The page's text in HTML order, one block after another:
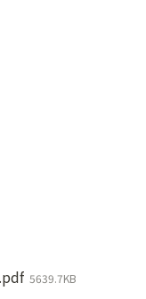
5639.7KB